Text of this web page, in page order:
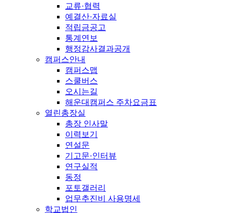
교류·협력
예결산·자료실
적립금공고
통계연보
행정감사결과공개
캠퍼스안내
캠퍼스맵
스쿨버스
오시는길
해운대캠퍼스 주차요금표
열린총장실
총장 인사말
이력보기
연설문
기고문·인터뷰
연구실적
동정
포토갤러리
업무추진비 사용명세
학교법인